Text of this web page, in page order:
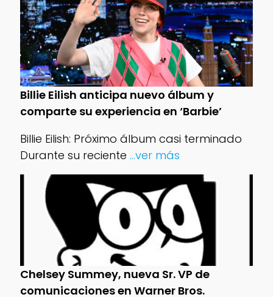
Billie Eilish anticipa nuevo álbum y
comparte su experiencia en ‘Barbie’
Billie Eilish: Próximo álbum casi terminado
Durante su reciente ...ver más
Chelsey Summey, nueva Sr. VP de
comunicaciones en Warner Bros.